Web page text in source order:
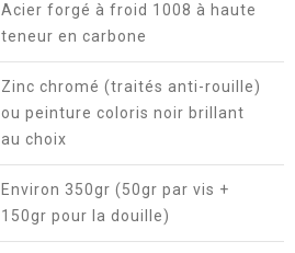
Acier forgé à froid 1008 à haute
teneur en carbone
Zinc chromé (traités anti-rouille)
ou peinture coloris noir brillant
au choix
Environ 350gr (50gr par vis +
150gr pour la douille)